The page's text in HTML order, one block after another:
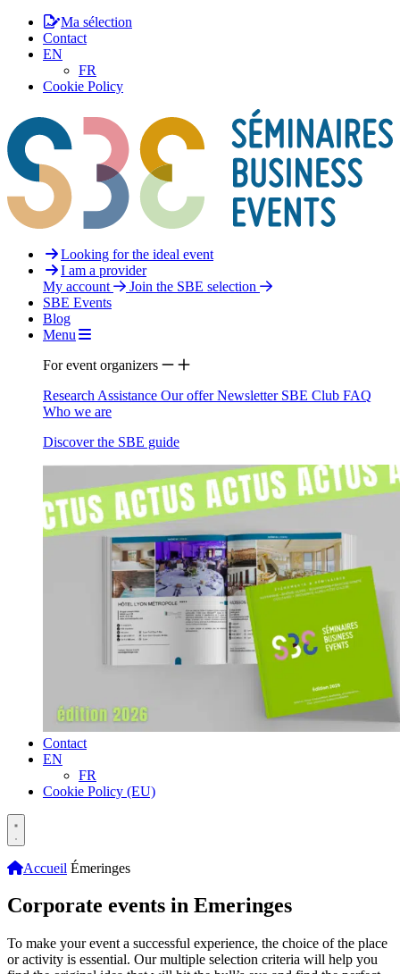
Ma sélection
Contact
EN
FR
Cookie Policy
Looking for the ideal event
I am a provider
My account
Join the SBE selection
SBE Events
Blog
Menu
For event organizers
Research Assistance Our offerNewsletter SBE Club FAQ
Who we are
Discover the SBE guide
Contact
EN
FR
Cookie Policy (EU)
Accueil Émeringes
Corporate events in Emeringes
To make your event a successful experience, the choice of the place
or activity is essential. Our multiple selection criteria will help you